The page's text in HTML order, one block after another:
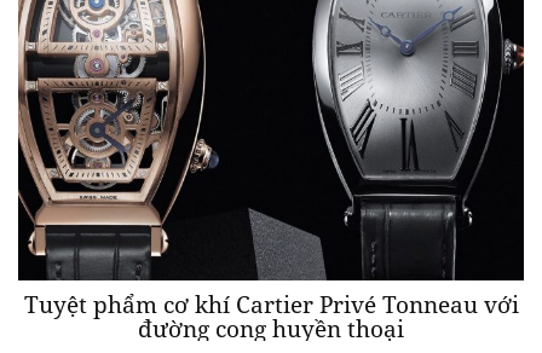
Tuyệt phẩm cơ khí Cartier Privé Tonneau với
đường cong huyền thoại